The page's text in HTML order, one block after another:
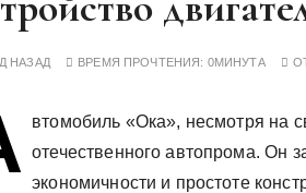
НАЗАД ВРЕМЯ ПРОЧТЕНИЯ: 0МИНУТА
втомобиль «Ока», несмотря на
отечественного автопрома. Он
экономичности и простоте